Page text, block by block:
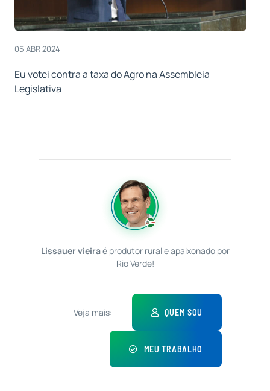
05 ABR 2024
Eu votei contra a taxa do Agro na Assembleia
Legislativa
Lissauer vieiraé produtor rural e apaixonado por
Rio Verde!
Veja mais: QUEM SOU
MEU TRABALHO